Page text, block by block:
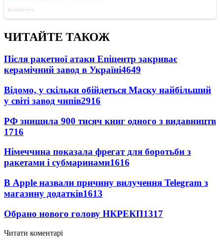
ЧИТАЙТЕ ТАКОЖ
Після ракетної атаки Епіцентр закриває
керамічний завод в Україні4649
Відомо, у скільки обійдеться Маску найбільший
у світі завод чипів2916
РФ знищила 900 тисяч книг одного з видавництв
1716
Німеччина показала фрегат для боротьби з
ракетами і субмаринами1616
В Apple назвали причину вилучення Telegram з
магазину додатків1613
Обрано нового голову НКРЕКП1317
Читати коментарі